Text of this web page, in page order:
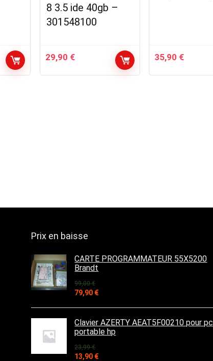
8 3.5 ide 40gb –
301548100
29,90 € 35,90 €
Prix en baisse
CARTE PROGRAMMATEUR 55X5200
Brandt
99,00€
Le
initial
était :
99,00 €.
79,90 €Le
actuel
est :
79,90 €.
Clavier AZERTY AEAT5F00210 pour pc
portable hp
23,99€
Le
13,90 €Le